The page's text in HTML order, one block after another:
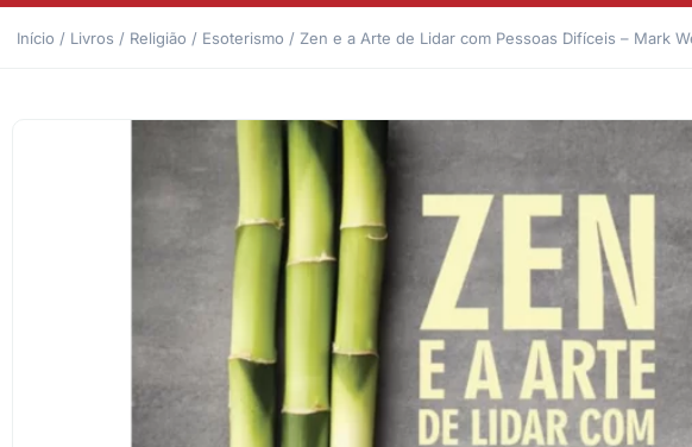
Início / Livros / Religião / Esoterismo / Zen e a Arte de Lidar com Pessoas Difíceis – Mark